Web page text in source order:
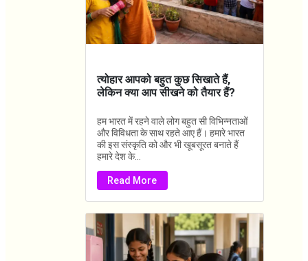
त्योहार आपको बहुत कुछ सिखाते हैं,
लेकिन क्या आप सीखने को तैयार हैं?
हम भारत में रहने वाले लोग बहुत सी विभिन्नताओं
और विविधता के साथ रहते आए हैं। हमारे भारत
की इस संस्कृति को और भी खूबसूरत बनाते हैं
हमारे देश के...
Read More